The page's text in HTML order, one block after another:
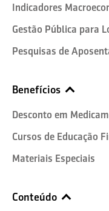
Indicadores
Gestão Pública para
Pesquisas de
Benefícios
Desconto em
Cursos de Educação
Materiais Especiais
Conteúdo